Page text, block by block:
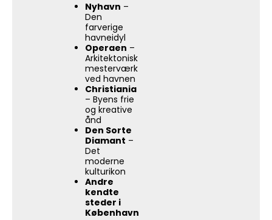
Nyhavn –
Den
farverige
havneidyl
Operaen –
Arkitektonisk
mesterværk
ved havnen
Christiania
– Byens frie
og kreative
ånd
Den Sorte
Diamant –
Det
moderne
kulturikon
Andre
kendte
steder i
København